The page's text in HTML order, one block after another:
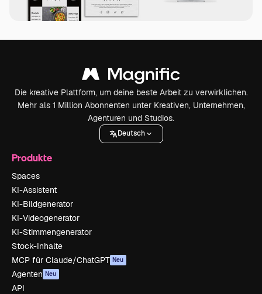
Die kreative Plattform, um deine beste Arbeit zu verwirklichen.
Mehr als 1 Million Abonnenten unter Kreativen, Unternehmen,
Agenturen und Studios.
Deutsch
Produkte
Spaces
KI-Assistent
KI-Bildgenerator
KI-Videogenerator
KI-Stimmengenerator
Stock-Inhalte
MCP für Claude/ChatGPT Neu
Agenten Neu
API